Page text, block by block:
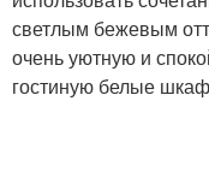
светлым бежевым
очень уютную и
гостиную белые